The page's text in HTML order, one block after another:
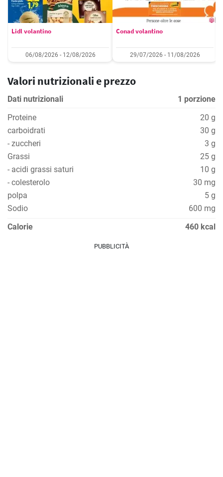
Lidl volantino
06/08/2026 - 12/08/2026
Conad volantino
29/07/2026 - 11/08/2026
Valori nutrizionali e prezzo
Dati nutrizionali
1 porzione
Proteine
20 g
carboidrati
30 g
- zuccheri
3 g
Grassi
25 g
- acidi grassi saturi
10 g
- colesterolo
30 mg
polpa
5 g
Sodio
600 mg
Calorie
460 kcal
PUBBLICITÀ